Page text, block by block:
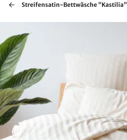
Streifensatin-Bettwäsche "Kastilia"